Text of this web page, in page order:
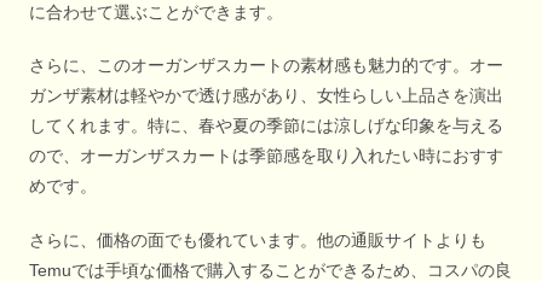
に合わせて選ぶことができます。
さらに、このオーガンザスカートの素材感も魅力的です。オー
ガンザ素材は軽やかで透け感があり、女性らしい上品さを演出
してくれます。特に、春や夏の季節には涼しげな印象を与える
ので、オーガンザスカートは季節感を取り入れたい時におすす
めです。
さらに、価格の面でも優れています。他の通販サイトよりも
Temuでは手頃な価格で購入することができるため、コスパの良